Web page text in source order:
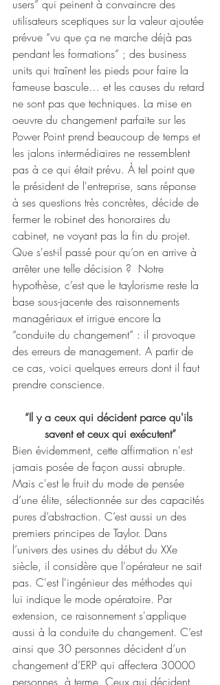
users” qui peinent à convaincre des
utilisateurs sceptiques sur la valeur ajoutée
prévue “vu que ça ne marche déjà pas
pendant les formations” ; des business
units qui traînent les pieds pour faire la
fameuse bascule… et les causes du retard
ne sont pas que techniques. La mise en
oeuvre du changement parfaite sur les
Power Point prend beaucoup de temps et
les jalons intermédiaires ne ressemblent
pas à ce qui était prévu. À tel point que
le président de l'entreprise, sans réponse
à ses questions très concrètes, décide de
fermer le robinet des honoraires du
cabinet, ne voyant pas la fin du projet.
Que s'est-il passé pour qu’on en arrive à
arrêter une telle décision ?  Notre
hypothèse, c’est que le taylorisme reste la
base sous-jacente des raisonnements
managériaux et irrigue encore la
“conduite du changement” : il provoque
des erreurs de management. A partir de
ce cas, voici quelques erreurs dont il faut
prendre conscience.
“Il y a ceux qui décident parce qu'ils
savent et ceux qui exécutent”
Bien évidemment, cette affirmation n'est
jamais posée de façon aussi abrupte.
Mais c'est le fruit du mode de pensée
d’une élite, sélectionnée sur des capacités
pures d’abstraction. C’est aussi un des
premiers principes de Taylor. Dans
l’univers des usines du début du XXe
siècle, il considère que l'opérateur ne sait
pas. C'est l'ingénieur des méthodes qui
lui indique le mode opératoire. Par
extension, ce raisonnement s'applique
aussi à la conduite du changement. C’est
ainsi que 30 personnes décident d’un
changement d’ERP qui affectera 30000
personnes, à terme. Ceux qui décident